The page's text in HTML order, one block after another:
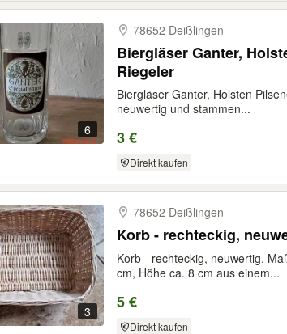
6
78652 Deißlingen
Biergläser Ganter,
Riegeler
Biergläser Ganter, Holsten
neuwertig und stammen...
3 €
Direkt kaufen
3
78652 Deißlingen
Korb - rechteckig,
Korb - rechteckig, neuwertig,
cm, Höhe ca. 8 cm aus einem...
5 €
Direkt kaufen